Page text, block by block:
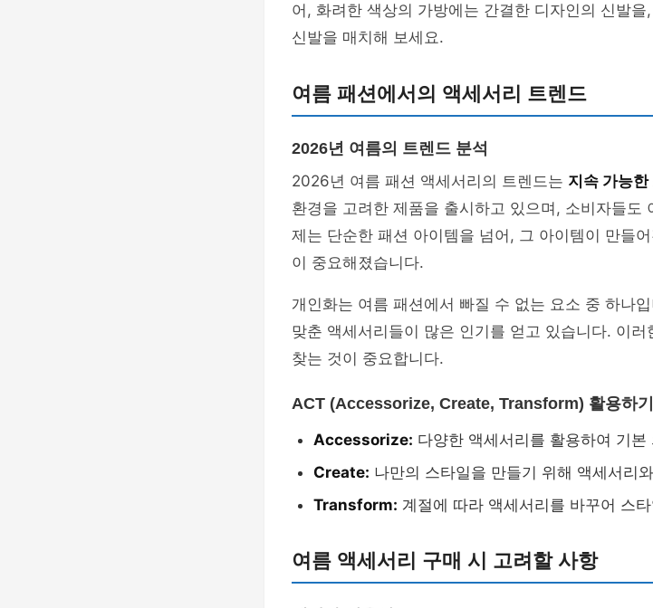
어, 화려한 색상의 가방에는 간결한 디자인의 신발
신발을 매치해 보세요.
여름 패션에서의 액세서리 트렌드
2026년 여름의 트렌드 분석
2026년 여름 패션 액세서리의 트렌드는 지속 가능한
환경을 고려한 제품을 출시하고 있으며, 소비자들도
제는 단순한 패션 아이템을 넘어, 그 아이템이 만들
이 중요해졌습니다.
개인화는 여름 패션에서 빠질 수 없는 요소 중 하나
맞춘 액세서리들이 많은 인기를 얻고 있습니다. 이
찾는 것이 중요합니다.
ACT (Accessorize, Create, Transform) 활용하기
Accessorize: 다양한 액세서리를 활용하여 기
Create: 나만의 스타일을 만들기 위해 액세서리
Transform: 계절에 따라 액세서리를 바꾸어 스
여름 액세서리 구매 시 고려할 사항